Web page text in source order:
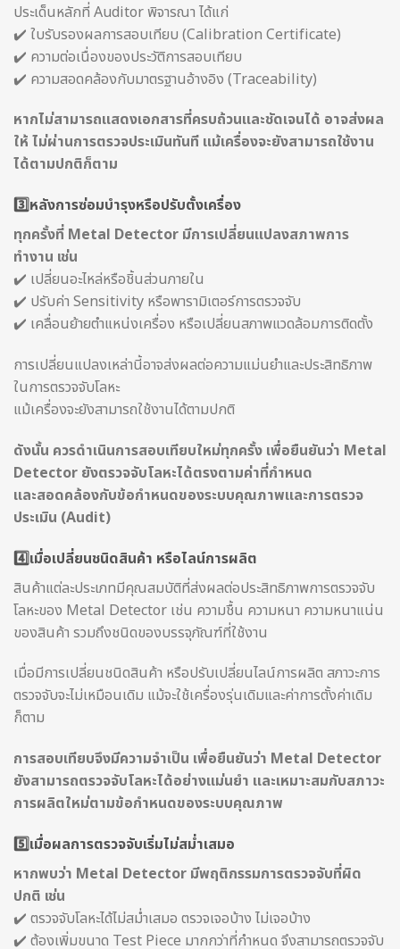
ประเด็นหลักที่ Auditor พิจารณา ได้แก่
✔️ ใบรับรองผลการสอบเทียบ (Calibration Certificate)
✔️ ความต่อเนื่องของประวัติการสอบเทียบ
✔️ ความสอดคล้องกับมาตรฐานอ้างอิง (Traceability)
หากไม่สามารถแสดงเอกสารที่ครบถ้วนและชัดเจนได้ อาจส่งผล
ให้ ไม่ผ่านการตรวจประเมินทันที แม้เครื่องจะยังสามารถใช้งาน
ได้ตามปกติก็ตาม
3️⃣หลังการซ่อมบำรุงหรือปรับตั้งเครื่อง
ทุกครั้งที่ Metal Detector มีการเปลี่ยนแปลงสภาพการ
ทำงาน เช่น
✔️ เปลี่ยนอะไหล่หรือชิ้นส่วนภายใน
✔️ ปรับค่า Sensitivity หรือพารามิเตอร์การตรวจจับ
✔️ เคลื่อนย้ายตำแหน่งเครื่อง หรือเปลี่ยนสภาพแวดล้อมการติดตั้ง
การเปลี่ยนแปลงเหล่านี้อาจส่งผลต่อความแม่นยำและประสิทธิภาพ
ในการตรวจจับโลหะ
แม้เครื่องจะยังสามารถใช้งานได้ตามปกติ
ดังนั้น ควรดำเนินการสอบเทียบใหม่ทุกครั้ง เพื่อยืนยันว่า Metal
Detector ยังตรวจจับโลหะได้ตรงตามค่าที่กำหนด
และสอดคล้องกับข้อกำหนดของระบบคุณภาพและการตรวจ
ประเมิน (Audit)
4️⃣เมื่อเปลี่ยนชนิดสินค้า หรือไลน์การผลิต
สินค้าแต่ละประเภทมีคุณสมบัติที่ส่งผลต่อประสิทธิภาพการตรวจจับ
โลหะของ Metal Detector เช่น ความชื้น ความหนา ความหนาแน่น
ของสินค้า รวมถึงชนิดของบรรจุภัณฑ์ที่ใช้งาน
เมื่อมีการเปลี่ยนชนิดสินค้า หรือปรับเปลี่ยนไลน์การผลิต สภาวะการ
ตรวจจับจะไม่เหมือนเดิม แม้จะใช้เครื่องรุ่นเดิมและค่าการตั้งค่าเดิม
ก็ตาม
การสอบเทียบจึงมีความจำเป็น เพื่อยืนยันว่า Metal Detector
ยังสามารถตรวจจับโลหะได้อย่างแม่นยำ และเหมาะสมกับสภาวะ
การผลิตใหม่ตามข้อกำหนดของระบบคุณภาพ
5️⃣เมื่อผลการตรวจจับเริ่มไม่สม่ำเสมอ
หากพบว่า Metal Detector มีพฤติกรรมการตรวจจับที่ผิด
ปกติ เช่น
✔️ ตรวจจับโลหะได้ไม่สม่ำเสมอ ตรวจเจอบ้าง ไม่เจอบ้าง
✔️ ต้องเพิ่มขนาด Test Piece มากกว่าที่กำหนด จึงสามารถตรวจจับ